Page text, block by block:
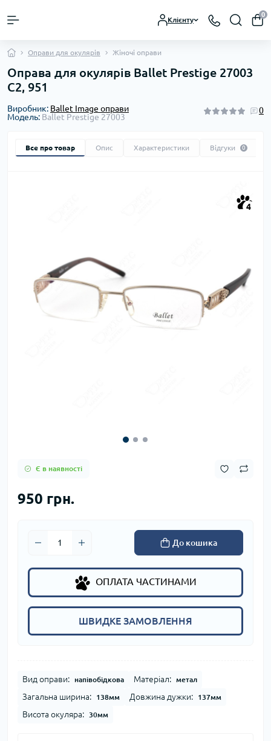
Клієнту
0
Оправи для окулярів Жіночі оправи
Оправа для окулярів Ballet Prestige 27003
C2, 951
Виробник: Ballet Image оправи
Модель: Ballet Prestige 27003
0
Все про товар Опис Характеристики Відгуки 0
4
Є в наявності
950 грн.
До кошика
ОПЛАТА ЧАСТИНАМИ
ШВИДКЕ ЗАМОВЛЕННЯ
Вид оправи: напівобідкова Матеріал: метал
Загальна ширина: 138мм Довжина дужки: 137мм
Висота окуляра: 30мм